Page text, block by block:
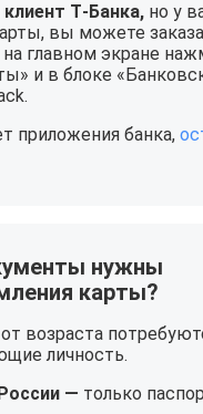
Т‑Банка, но у
вы можете
главном экране
и в блоке
приложения банка,
нужны
карты?
возраста
личность.
— только